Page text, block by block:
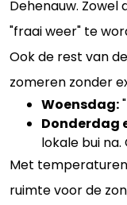
Dehenauw. Zowel
"fraai weer" te
Ook de rest van
zomeren zonder
Woensdag:
Donderdag
lokale bui
Met
ruimte voor de